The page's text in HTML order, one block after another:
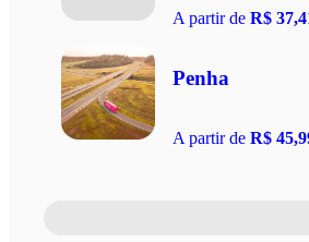
A partir de R$
Penha
A partir de R$